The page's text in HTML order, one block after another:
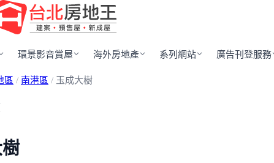
環景影音賞屋 海外房地產 系列網站 廣告刊登服務
區 / 南港區 / 玉成大樹